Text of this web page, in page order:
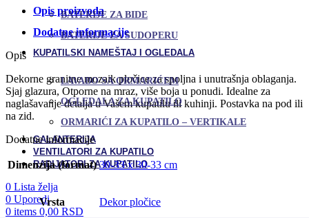
BATERIJE ZA BIDE
BATERIJE ZA SUDOPERU
KUPATILSKI NAMEŠTAJ I OGLEDALA
LAVABO SA ORMARIĆEM
OGLEDALA ZA KUPATILO
ORMARIĆI ZA KUPATILO – VERTIKALE
GALANTERIJA
VENTILATORI ZA KUPATILO
RADIJATORI ZA KUPATILO
0 Lista želja
0 Uporedi
0 items 0,00 RSD
Opis proizvoda
Dodatne informacije
Opis
Dekorne granitne mozaik pločice za spoljna i unutrašnja oblaganja.
Sjaj glazura, Otporne na mraz, više boja u ponudi. Idealne za
naglašavanje detalja u Vašem kupatilu ili kuhinji. Postavka na pod ili
na zid.
Dodatne informacije
Dimenzija (format) 30-33 x 30-33 cm
Vrsta Dekor pločice